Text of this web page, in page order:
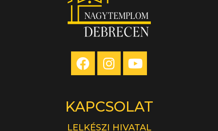
KAPCSOLAT
LELKÉSZI HIVATAL